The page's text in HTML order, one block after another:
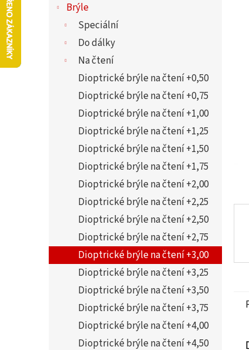
Brýle
Speciální
Do dálky
Na čtení
Dioptrické brýle na čtení +0,50
Dioptrické brýle na čtení +0,75
Dioptrické brýle na čtení +1,00
Dioptrické brýle na čtení +1,25
Dioptrické brýle na čtení +1,50
Dioptrické brýle na čtení +1,75
Dioptrické brýle na čtení +2,00
Dioptrické brýle na čtení +2,25
Dioptrické brýle na čtení +2,50
Dioptrické brýle na čtení +2,75
Dioptrické brýle na čtení +3,00
Dioptrické brýle na čtení +3,25
Dioptrické brýle na čtení +3,50
Dioptrické brýle na čtení +3,75
Dioptrické brýle na čtení +4,00
Dioptrické brýle na čtení +4,50